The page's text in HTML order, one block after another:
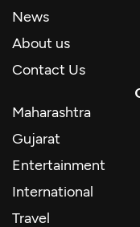
News
About us
Contact Us
Maharashtra
Gujarat
Entertainment
International
Travel